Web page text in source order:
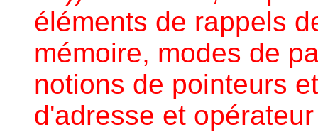
éléments de rappels
mémoire, modes de
notions de pointeurs
d'adresse et